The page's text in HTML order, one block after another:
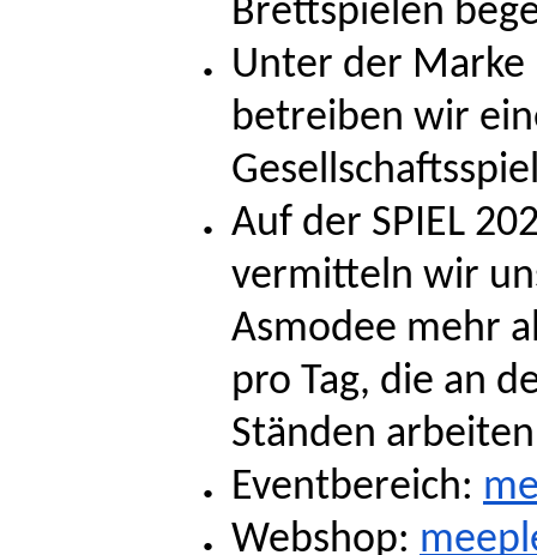
Brettspielen
Unter der
betreiben wir
Auf der SPIEL
vermitteln wir
Asmodee mehr
pro Tag, die an
Ständen
Eventbereich:
Webshop: